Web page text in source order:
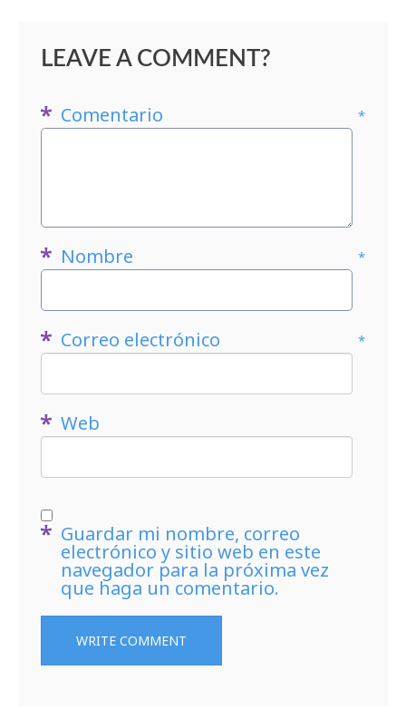
LEAVE A COMMENT?
Comentario *
Nombre *
Correo electrónico *
Web
Guardar mi nombre, correo
electrónico y sitio web en este
navegador para la próxima vez
que haga un comentario.